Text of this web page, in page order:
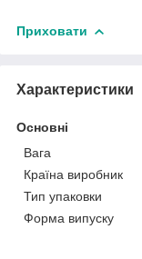
Приховати
Характеристики
Основні
Вага
Країна виробник
Тип упаковки
Форма випуску